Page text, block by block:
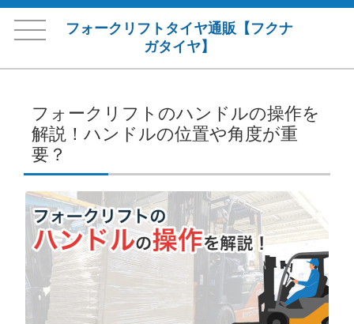
フォークリフトタイヤ通販【フクナ
ガタイヤ】
フォークリフトのハンドルの操作を
解説！ハンドルの位置や角度が重
要？